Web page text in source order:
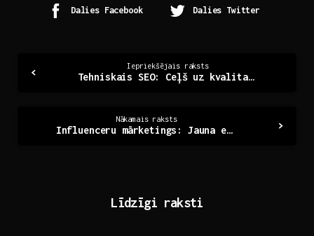
Dalies Facebook Dalies Twitter
Iepriekšējais raksts
Tehniskais SEO: Ceļš uz kvalitatīvāku tīmekļa redzamību
Nākamais raksts
Influenceru mārketings: Jauna era uzņēmējdarbībā
Līdzīgi raksti